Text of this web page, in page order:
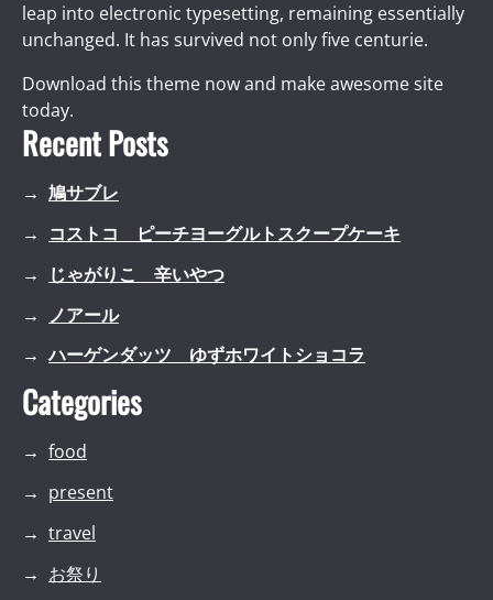
leap into electronic typesetting, remaining essentially
unchanged. It has survived not only five centurie.
Download this theme now and make awesome site
today.
Recent Posts
鳩サブレ
コストコ ピーチヨーグルトスクープケーキ
じゃがりこ 辛いやつ
ノアール
ハーゲンダッツ ゆずホワイトショコラ
Categories
food
present
travel
お祭り